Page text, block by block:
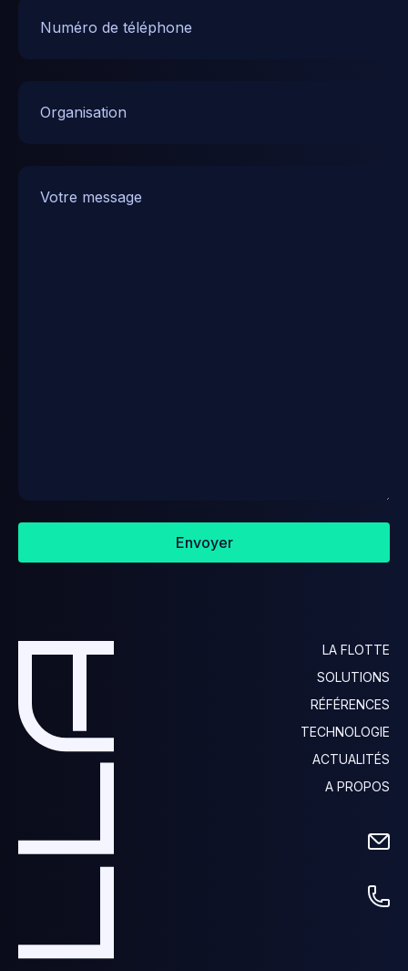
Envoyer
LA FLOTTE
SOLUTIONS
RÉFÉRENCES
TECHNOLOGIE
ACTUALITÉS
A PROPOS